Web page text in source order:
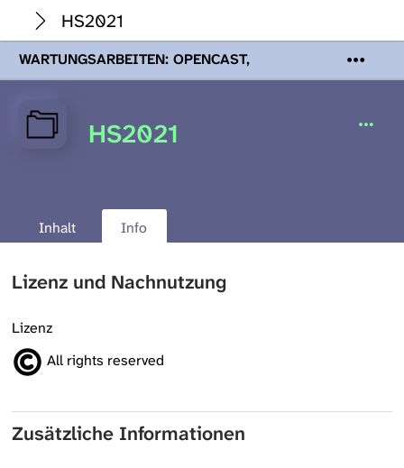
HS2021
WARTUNGSARBEITEN: OPENCAST,
PODCASTS & TOBIRA
Mi 19. August
Wartungsarbeiten an den Opencast-
Servern werden Ihnen Podcasts,
HS2021
Inhalt Info
Lizenz und Nachnutzung
Lizenz
All rights reserved
Zusätzliche Informationen